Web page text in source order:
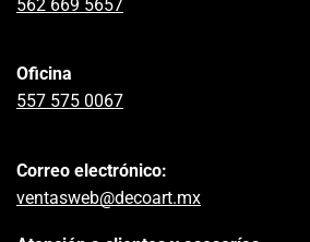
562 669 5657
Oficina
557 575 0067
Correo electrónico:
ventasweb@decoart.mx